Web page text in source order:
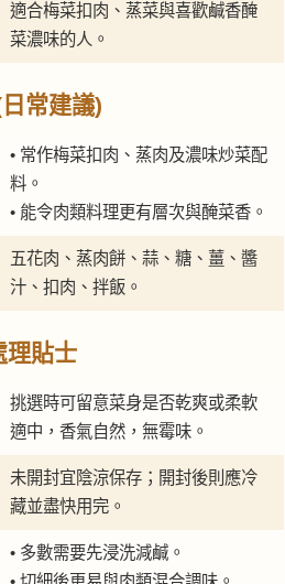
適合梅菜扣肉、蒸菜與喜歡鹹香醃
菜濃味的人。
常建議)
• 常作梅菜扣肉、蒸肉及濃味炒菜配
料。
• 能令肉類料理更有層次與醃菜香。
五花肉、蒸肉餅、蒜、糖、薑、醬
汁、扣肉、拌飯。
貼士
挑選時可留意菜身是否乾爽或柔軟
適中，香氣自然，無霉味。
未開封宜陰涼保存；開封後則應冷
藏並盡快用完。
• 多數需要先浸洗減鹹。